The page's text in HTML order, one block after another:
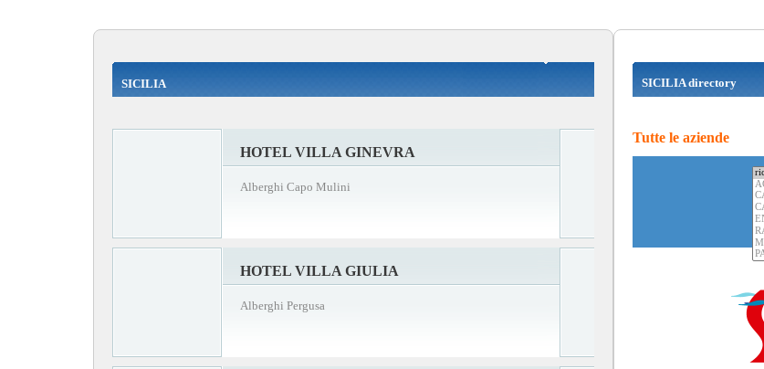
SICILIA
HOTEL VILLA GINEVRA
Alberghi Capo Mulini
HOTEL VILLA GIULIA
Alberghi Pergusa
SICILIA directory
Tutte le aziende